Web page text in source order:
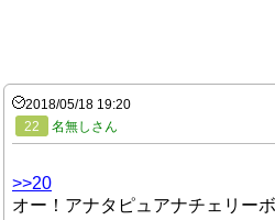
2018/05/18 19:20
22
名無しさん
>>20
オー！アナタピュアナチェリー